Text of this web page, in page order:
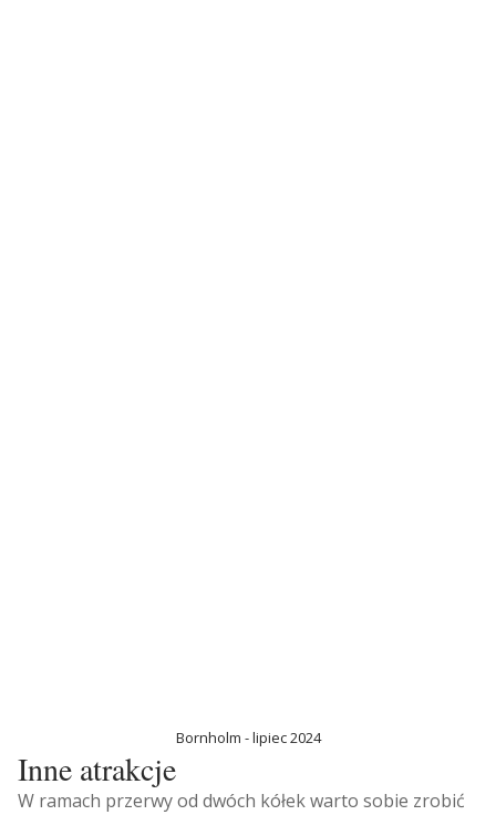
Bornholm - lipiec 2024
Inne atrakcje
W ramach przerwy od dwóch kółek warto sobie zrobić